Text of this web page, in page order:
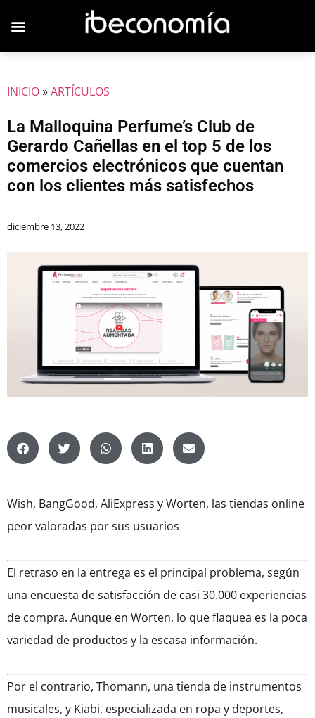
INICIO»ARTÍCULOS
La Malloquina Perfume’s Club de
Gerardo Cañellas en el top 5 de los
comercios electrónicos que cuentan
con los clientes más satisfechos
diciembre 13, 2022
Wish, BangGood, AliExpress y Worten, las tiendas online
peor valoradas por sus usuarios
El retraso en la entrega es el principal problema, según
una encuesta de satisfacción de casi 30.000 experiencias
de compra. Aunque en Worten, lo que flaquea es la poca
variedad de productos y la escasa información.
Por el contrario, Thomann, una tienda de instrumentos
musicales, y Kiabi, especializada en ropa y deportes,